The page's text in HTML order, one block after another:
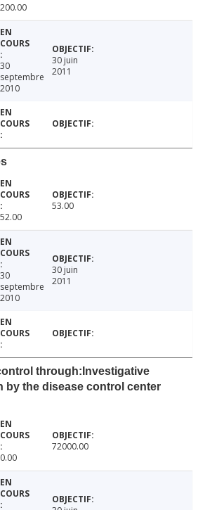
200.00
30
septembre
2010
30 juin
2011
52.00
53.00
30
septembre
2010
30 juin
2011
through:Investigative
by the disease control center
0.00
72000.00